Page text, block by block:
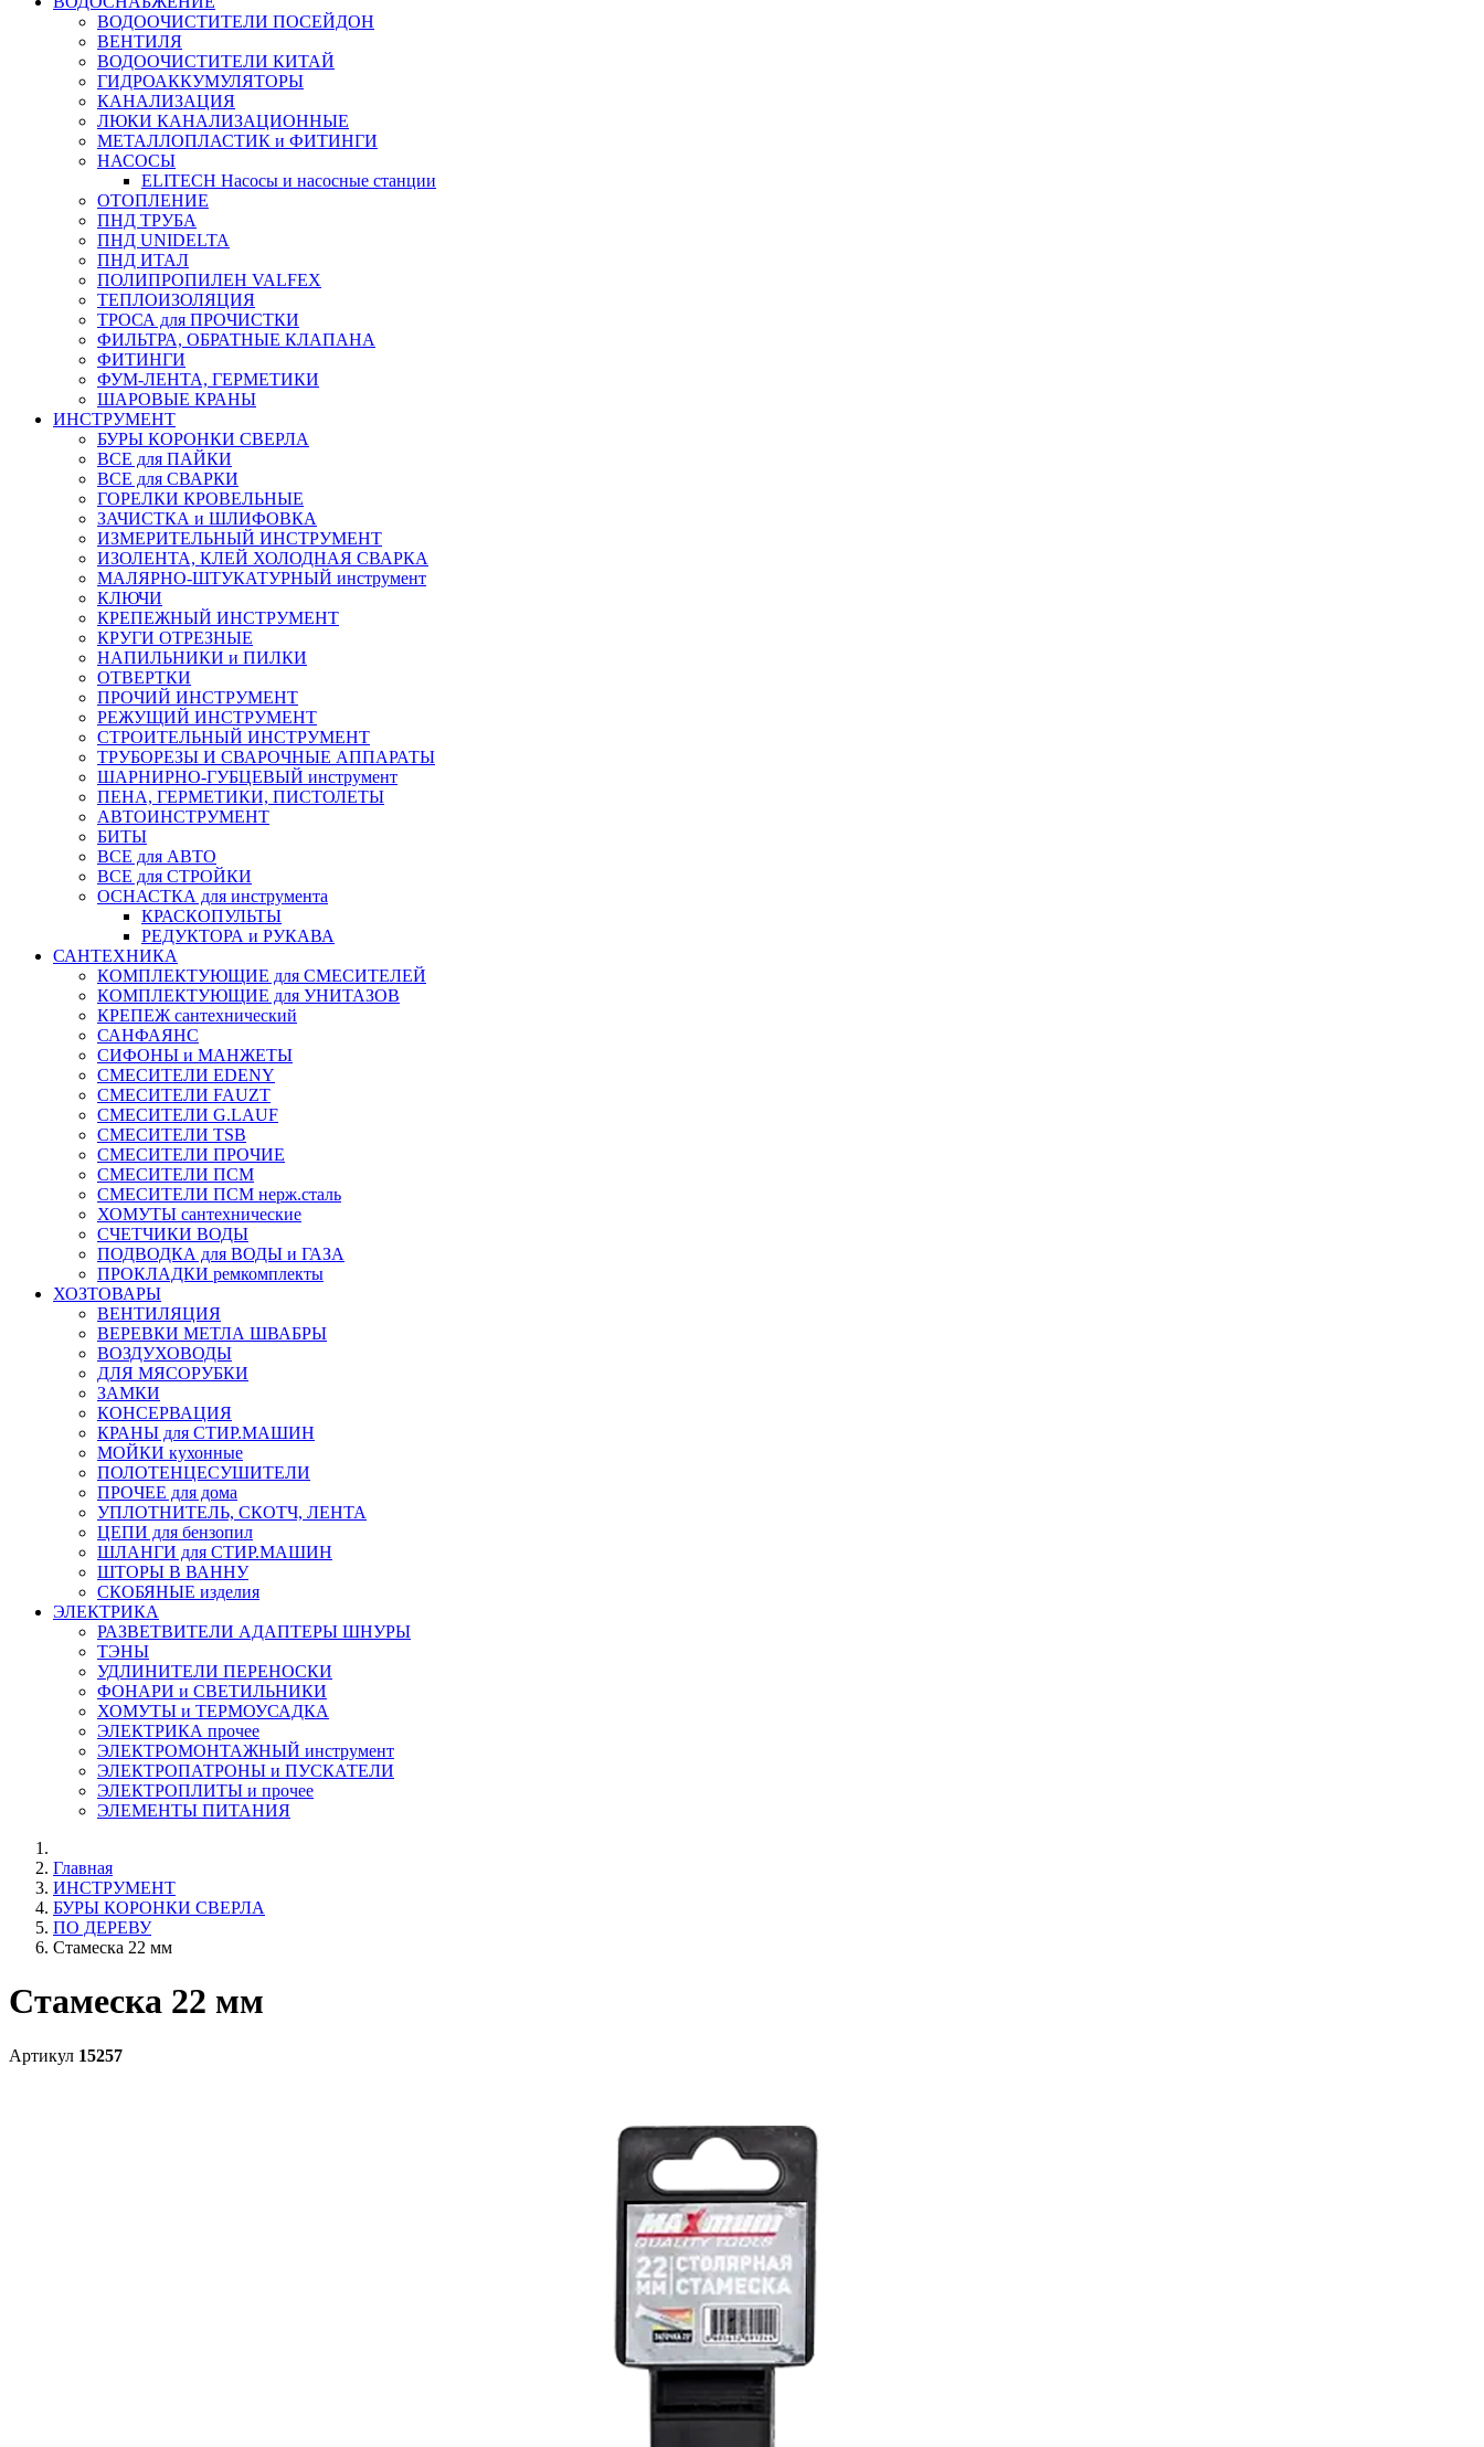
ВОДООЧИСТИТЕЛИ ПОСЕЙДОН
ВЕНТИЛЯ
ВОДООЧИСТИТЕЛИ КИТАЙ
ГИДРОАККУМУЛЯТОРЫ
КАНАЛИЗАЦИЯ
ЛЮКИ КАНАЛИЗАЦИОННЫЕ
МЕТАЛЛОПЛАСТИК и ФИТИНГИ
НАСОСЫ
ELITECH Насосы и насосные станции
ОТОПЛЕНИЕ
ПНД ТРУБА
ПНД UNIDELTA
ПНД ИТАЛ
ПОЛИПРОПИЛЕН VALFEX
ТЕПЛОИЗОЛЯЦИЯ
ТРОСА для ПРОЧИСТКИ
ФИЛЬТРА, ОБРАТНЫЕ КЛАПАНА
ФИТИНГИ
ФУМ-ЛЕНТА, ГЕРМЕТИКИ
ШАРОВЫЕ КРАНЫ
ИНСТРУМЕНТ
БУРЫ КОРОНКИ СВЕРЛА
ВСЕ для ПАЙКИ
ВСЕ для СВАРКИ
ГОРЕЛКИ КРОВЕЛЬНЫЕ
ЗАЧИСТКА и ШЛИФОВКА
ИЗМЕРИТЕЛЬНЫЙ ИНСТРУМЕНТ
ИЗОЛЕНТА, КЛЕЙ ХОЛОДНАЯ СВАРКА
МАЛЯРНО-ШТУКАТУРНЫЙ инструмент
КЛЮЧИ
КРЕПЕЖНЫЙ ИНСТРУМЕНТ
КРУГИ ОТРЕЗНЫЕ
НАПИЛЬНИКИ и ПИЛКИ
ОТВЕРТКИ
ПРОЧИЙ ИНСТРУМЕНТ
РЕЖУЩИЙ ИНСТРУМЕНТ
СТРОИТЕЛЬНЫЙ ИНСТРУМЕНТ
ТРУБОРЕЗЫ И СВАРОЧНЫЕ АППАРАТЫ
ШАРНИРНО-ГУБЦЕВЫЙ инструмент
ПЕНА, ГЕРМЕТИКИ, ПИСТОЛЕТЫ
АВТОИНСТРУМЕНТ
БИТЫ
ВСЕ для АВТО
ВСЕ для СТРОЙКИ
ОСНАСТКА для инструмента
КРАСКОПУЛЬТЫ
РЕДУКТОРА и РУКАВА
САНТЕХНИКА
КОМПЛЕКТУЮЩИЕ для СМЕСИТЕЛЕЙ
КОМПЛЕКТУЮЩИЕ для УНИТАЗОВ
КРЕПЕЖ сантехнический
САНФАЯНС
СИФОНЫ и МАНЖЕТЫ
СМЕСИТЕЛИ EDENY
СМЕСИТЕЛИ FAUZT
СМЕСИТЕЛИ G.LAUF
СМЕСИТЕЛИ TSB
СМЕСИТЕЛИ ПРОЧИЕ
СМЕСИТЕЛИ ПСМ
СМЕСИТЕЛИ ПСМ нерж.сталь
ХОМУТЫ сантехнические
СЧЕТЧИКИ ВОДЫ
ПОДВОДКА для ВОДЫ и ГАЗА
ПРОКЛАДКИ ремкомплекты
ХОЗТОВАРЫ
ВЕНТИЛЯЦИЯ
ВЕРЕВКИ МЕТЛА ШВАБРЫ
ВОЗДУХОВОДЫ
ДЛЯ МЯСОРУБКИ
ЗАМКИ
КОНСЕРВАЦИЯ
КРАНЫ для СТИР.МАШИН
МОЙКИ кухонные
ПОЛОТЕНЦЕСУШИТЕЛИ
ПРОЧЕЕ для дома
УПЛОТНИТЕЛЬ, СКОТЧ, ЛЕНТА
ЦЕПИ для бензопил
ШЛАНГИ для СТИР.МАШИН
ШТОРЫ В ВАННУ
СКОБЯНЫЕ изделия
ЭЛЕКТРИКА
РАЗВЕТВИТЕЛИ АДАПТЕРЫ ШНУРЫ
ТЭНЫ
УДЛИНИТЕЛИ ПЕРЕНОСКИ
ФОНАРИ и СВЕТИЛЬНИКИ
ХОМУТЫ и ТЕРМОУСАДКА
ЭЛЕКТРИКА прочее
ЭЛЕКТРОМОНТАЖНЫЙ инструмент
ЭЛЕКТРОПАТРОНЫ и ПУСКАТЕЛИ
ЭЛЕКТРОПЛИТЫ и прочее
ЭЛЕМЕНТЫ ПИТАНИЯ
Главная
ИНСТРУМЕНТ
БУРЫ КОРОНКИ СВЕРЛА
ПО ДЕРЕВУ
Стамеска 22 мм
Стамеска 22 мм
Артикул 15257